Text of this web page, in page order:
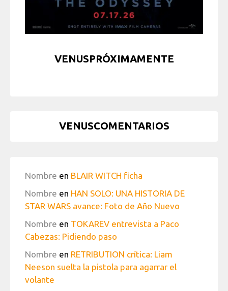
VENUSPRÓXIMAMENTE
VENUSCOMENTARIOS
Nombre en BLAIR WITCH ficha
Nombre en HAN SOLO: UNA HISTORIA DE
STAR WARS avance: Foto de Año Nuevo
Nombre en TOKAREV entrevista a Paco
Cabezas: Pidiendo paso
Nombre en RETRIBUTION crítica: Liam
Neeson suelta la pistola para agarrar el
volante